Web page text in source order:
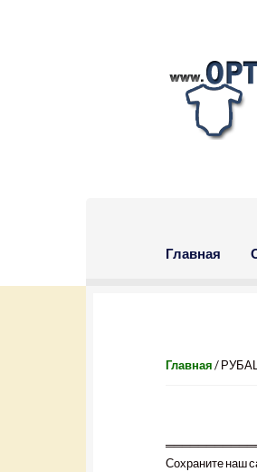
Skip to
Skip to content
Главная
Главная/
Сохраните наш